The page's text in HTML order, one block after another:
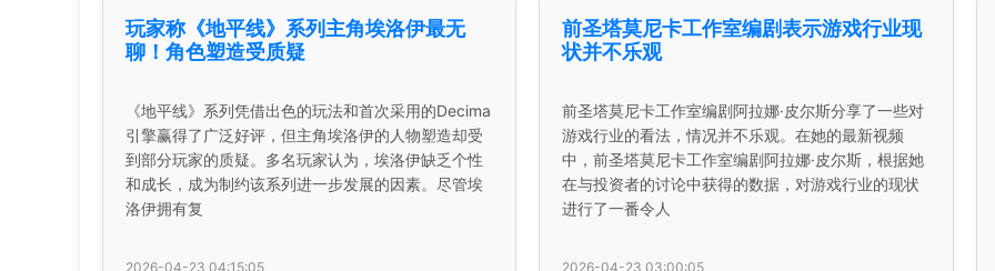
玩家称《地平线》系列主角埃洛伊最无
聊！角色塑造受质疑
《地平线》系列凭借出色的玩法和首次采用的Decima
引擎赢得了广泛好评，但主角埃洛伊的人物塑造却受
到部分玩家的质疑。多名玩家认为，埃洛伊缺乏个性
和成长，成为制约该系列进一步发展的因素。尽管埃
洛伊拥有复
2026-04-23 04:15:05
前圣塔莫尼卡工作室编剧表示游戏行业现
状并不乐观
前圣塔莫尼卡工作室编剧阿拉娜·皮尔斯分享了一些对
游戏行业的看法，情况并不乐观。在她的最新视频
中，前圣塔莫尼卡工作室编剧阿拉娜·皮尔斯，根据她
在与投资者的讨论中获得的数据，对游戏行业的现状
进行了一番令人
2026-04-23 03:00:05